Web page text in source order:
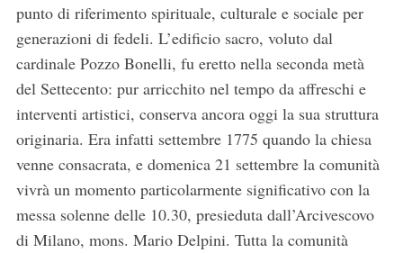
punto di riferimento spirituale, culturale e sociale per
generazioni di fedeli. L’edificio sacro, voluto dal
cardinale Pozzo Bonelli, fu eretto nella seconda metà
del Settecento: pur arricchito nel tempo da affreschi e
interventi artistici, conserva ancora oggi la sua struttura
originaria. Era infatti settembre 1775 quando la chiesa
venne consacrata, e domenica 21 settembre la comunità
vivrà un momento particolarmente significativo con la
messa solenne delle 10.30, presieduta dall’Arcivescovo
di Milano, mons. Mario Delpini. Tutta la comunità